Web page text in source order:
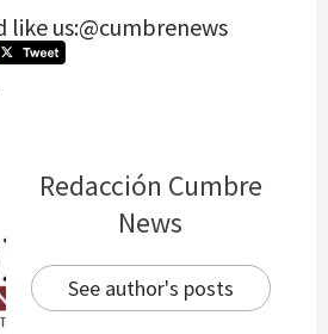
like us:@cumbrenews
Redacción Cumbre
News
See author's posts